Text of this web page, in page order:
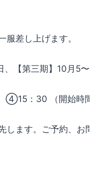
差し上げます。
【第三期】10月5
：30 （開始時間
します。ご予約、お